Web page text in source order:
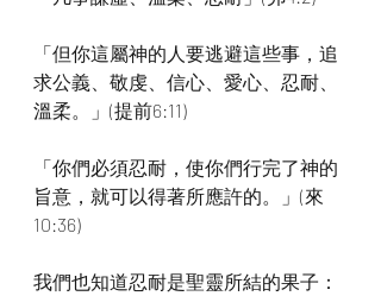
「但你這屬神的人要逃避這些事，追
求公義、敬虔、信心、愛心、忍耐、
溫柔。」(提前6:11)
「你們必須忍耐，使你們行完了神的
旨意，就可以得著所應許的。」(來
10:36)
我們也知道忍耐是聖靈所結的果子：